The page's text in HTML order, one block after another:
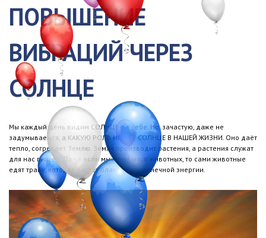
ПОВЫШЕНИЕ
ВИБРАЦИЙ ЧЕРЕЗ
СОЛНЦЕ
Мы каждый день видим СОЛНЦЕ на небе. Но, зачастую, даже не
задумываемся, а КАКУЮ РОЛЬ ИГРАЕТ СОЛНЦЕ В НАШЕЙ ЖИЗНИ. Оно даёт
тепло, согревает Землю. Земля производит растения, а растения служат
для нас пищей. Даже если мы едим мясо животных, то сами животные
едят траву, которая растёт благодаря солнечной энергии.